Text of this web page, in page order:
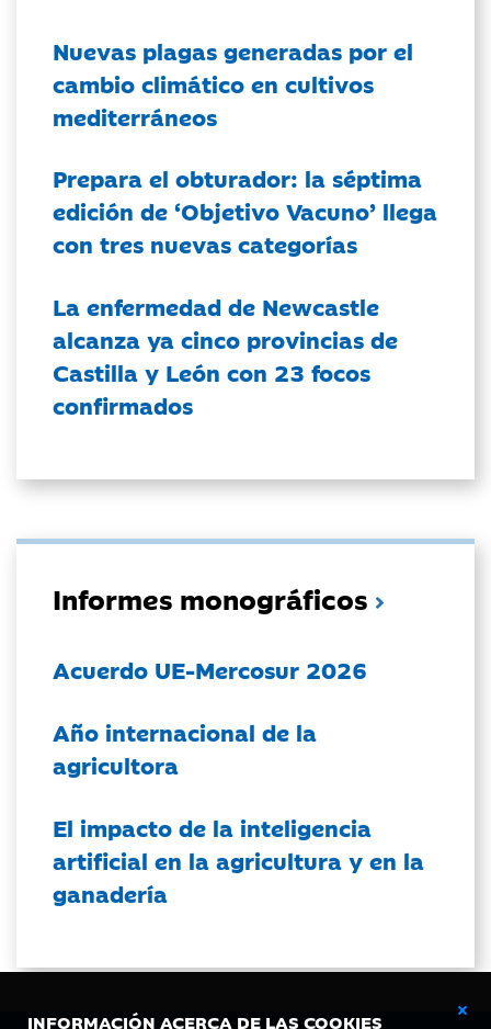
INFORMACIÓN ACERCA DE LAS COOKIES
Nuevas plagas generadas por el
cambio climático en cultivos
mediterráneos
Prepara el obturador: la séptima
edición de ‘Objetivo Vacuno’ llega
con tres nuevas categorías
La enfermedad de Newcastle
alcanza ya cinco provincias de
Castilla y León con 23 focos
confirmados
Informes monográficos
Acuerdo UE-Mercosur 2026
Año internacional de la
agricultora
El impacto de la inteligencia
artificial en la agricultura y en la
ganadería